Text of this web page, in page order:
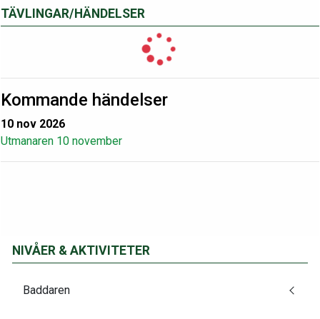
TÄVLINGAR/HÄNDELSER
Kommande händelser
10 nov 2026
Utmanaren 10 november
NIVÅER & AKTIVITETER
Baddaren